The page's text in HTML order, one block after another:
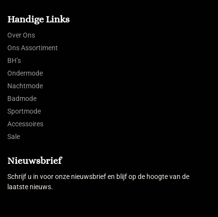
Handige Links
Over Ons
Ons Assortiment
BH’s
Ondermode
Nachtmode
Badmode
Sportmode
Accessoires
Sale
Nieuwsbrief
Schrijf u in voor onze nieuwsbrief en blijf op de hoogte van de
laatste nieuws.